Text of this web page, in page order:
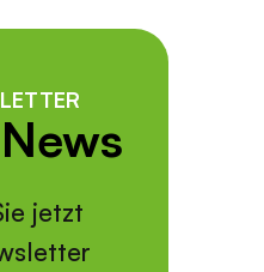
jetzt